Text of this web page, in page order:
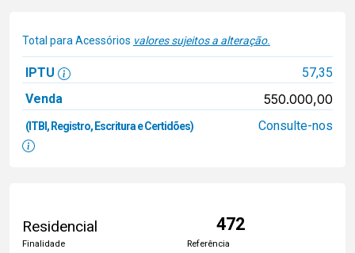
Total para Acessórios valores sujeitos a alteração.
IPTU
57,35
Venda
550.000,00
(ITBI, Registro, Escritura e Certidões) Consulte-nos
Residencial
Finalidade
472
Referência